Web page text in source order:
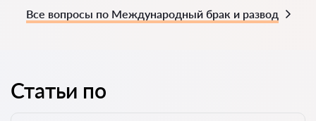
Все вопросы по Международный брак и развод
Статьи по